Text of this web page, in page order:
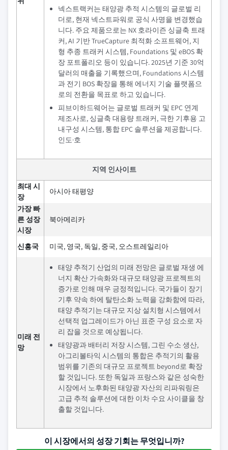
넥스트랙커는 태양광 추적 시스템의 글로벌 리
더로, 현재 넥스트파워로 공식 사명을 변경했습
니다. 주요 제품으로는 NX 호라이즌 싱글축 트래
커, AI 기반 TrueCapture 최적화 소프트웨어, 지
형 추종 트래커 시스템, Foundations 및 eBOS 확
장 포트폴리오 등이 있습니다. 2025년 기준 30억
달러의 매출을 기록했으며, Foundations 시스템
과 전기 BOS 확장을 통해 에너지 기술 플랫폼으
로의 전환을 목표로 하고 있습니다.
피브이하드웨어는 글로벌 트래커 및 EPC 연계
제조사로, 싱글축 대용량 트래커, 극한 기후용 고
내구성 시스템, 통합 EPC 솔루션을 제공합니다.
인도·호
지역 인사이트
최대 시
장
아시아 태평양
가장 빠
른 성장
시장
북아메리카
신흥국 미국, 영국, 독일, 중국, 오스트레일리아
미래 전
망
태양 추적기 산업의 미래 전망은 글로벌 재생 에
너지 확산 가속화와 대규모 태양광 프로젝트의
증가로 인해 매우 긍정적입니다. 국가들이 장기
기후 약속 하에 탈탄소화 노력을 강화함에 따라,
태양 추적기는 대규모 지상 설치형 시스템에서
선택적 업그레이드가 아닌 표준 구성 요소로 자
리 잡을 것으로 예상됩니다.
태양광과 배터리 저장 시스템, 그린 수소 생산,
아그리볼타익 시스템의 통합은 추적기의 활용
범위를 기존의 대규모 프로젝트 beyond로 확장
할 것입니다. 또한 독일과 프랑스와 같은 성숙한
시장에서 노후화된 태양광 자산의 리파워링은
고급 추적 솔루션에 대한 이차 수요 사이클을 창
출할 것입니다.
이 시장에서의 성장 기회는 무엇입니까?